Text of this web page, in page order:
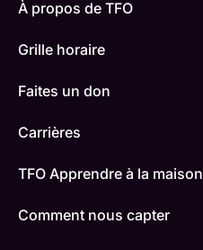
À propos de TFO
Grille horaire
Faites un don
Carrières
TFO Apprendre à la maison
Comment nous capter